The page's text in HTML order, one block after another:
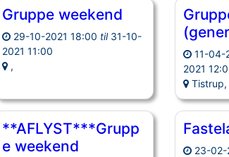
Gruppe weekend
29-10-2021 18:00 til 31-10-
2021 11:00
,
11-04-
2021
Tistrup,
**AFLYST***Grupp
e weekend
23-02-